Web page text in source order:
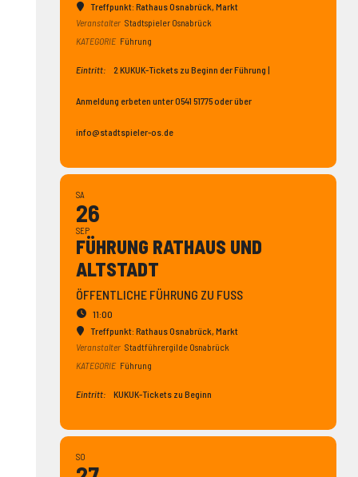
Treffpunkt: Rathaus Osnabrück, Markt
Veranstalter Stadtspieler Osnabrück
KATEGORIE Führung
Eintritt: 2 KUKUK-Tickets zu Beginn der Führung |
Anmeldung erbeten unter 0541 51775 oder über
info@stadtspieler-os.de
SA
26
SEP
FÜHRUNG RATHAUS UND
ALTSTADT
ÖFFENTLICHE FÜHRUNG ZU FUSS
11:00
Treffpunkt: Rathaus Osnabrück, Markt
Veranstalter Stadtführergilde Osnabrück
KATEGORIE Führung
Eintritt: KUKUK-Tickets zu Beginn
SO